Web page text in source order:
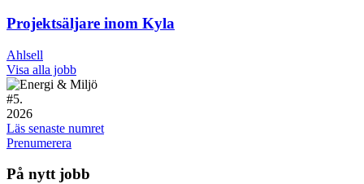
Projektsäljare inom Kyla
Ahlsell
Visa alla jobb
#5.
2026
Läs senaste numret
Prenumerera
På nytt jobb